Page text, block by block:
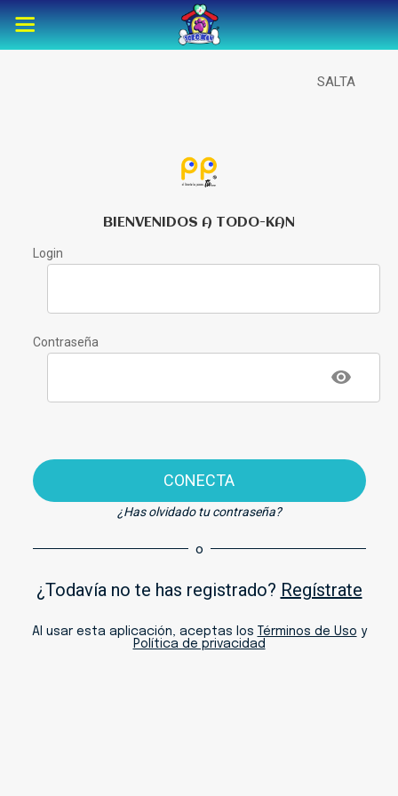
SALTA
BIENVENIDOS A TODO-KAN
Login
Contraseña
CONECTA
¿Has olvidado tu contraseña?
o
¿Todavía no te has registrado? Regístrate
Al usar esta aplicación, aceptas los Términos de Uso y
Política de privacidad